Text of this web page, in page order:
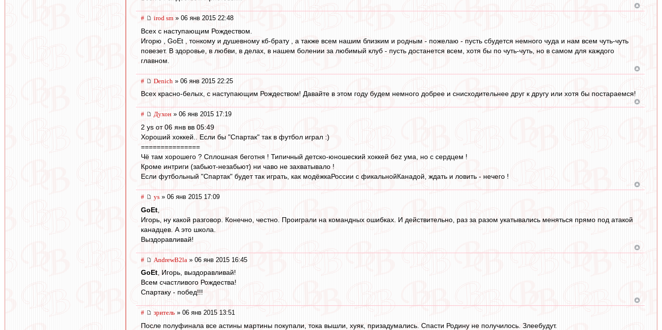
# irod sm » 06 янв 2015 22:48
Всех с наступающим Рождеством.
Игорю , GoEt , тонкому и душевному кб-брату , а также всем нашим близким и родным - пожелаю - пусть сбудется немного чуда и нам всем чуть-чуть
повезет. В здоровье, в любви, в делах, в нашем болении за любимый клуб - пусть достанется всем, хотя бы по чуть-чуть, но в самом для каждого
главном.
# Denich » 06 янв 2015 22:25
Всех красно-белых, с наступающим Рождеством! Давайте в этом году будем немного добрее и снисходительнее друг к другу или хотя бы постараемся!
# Духон » 06 янв 2015 17:19
2 ys от 06 янв вв 05:49
Хороший хоккей.. Если бы "Спартак" так в футбол играл :)
===============
Чё там хорошего ? Сплошная беготня ! Типичный детско-юношеский хоккей беz ума, но с сердцем !
Кроме интриги (забьют-незабьют) ни чаво не захватывало !
Если футбольный "Спартак" будет так играть, как модёжкаРоссии с фикальнойКанадой, ждать и ловить - нечего !
# ys » 06 янв 2015 17:09
GoEt
Игорь, ну какой разговор. Конечно, честно. Проиграли на командных ошибках. И действительно, раз за разом укатывались меняться прямо под атакой
канадцев. А это школа.
Выздоравливай!
# AndrewB2la » 06 янв 2015 16:45
GoEt, Игорь, выздоравливай!
Всем счастливого Рождества!
Спартаку - побед!!!
# зpитель » 06 янв 2015 13:51
После полуфинала все астины мартины покупали, тока вышли, хуяк, призадумались. Спасти Родину не получилось. Злеебудут.